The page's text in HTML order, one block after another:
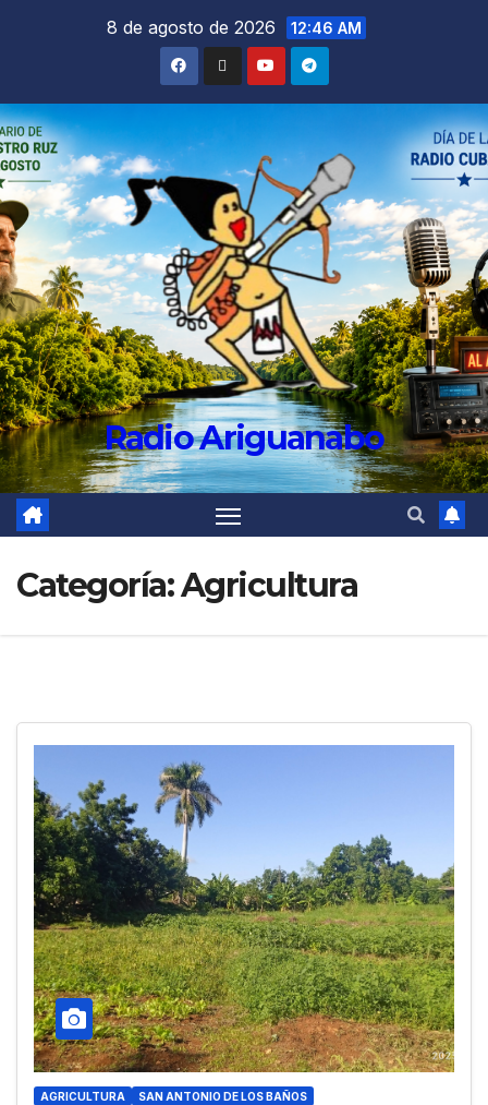
8 de agosto de 2026 12:46 AM
Radio Ariguanabo
Categoría:Agricultura
AGRICULTURA SAN ANTONIO DE LOS BAÑOS